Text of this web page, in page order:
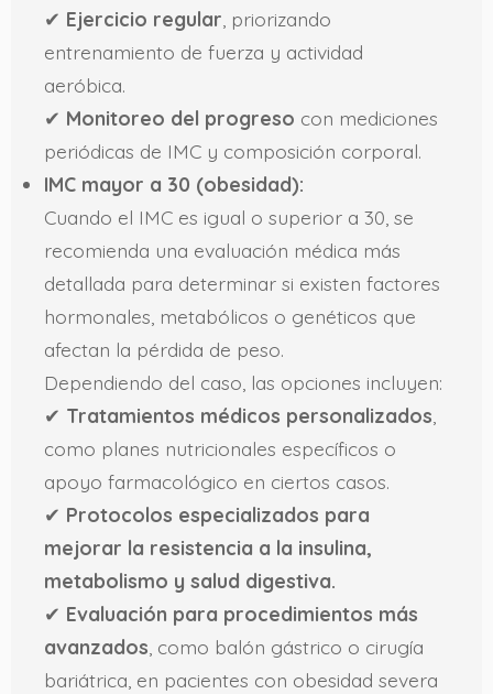
✔ Ejercicio regular, priorizando
entrenamiento de fuerza y actividad
aeróbica.
✔ Monitoreo del progreso con mediciones
periódicas de IMC y composición corporal.
IMC mayor a 30 (obesidad):
Cuando el IMC es igual o superior a 30, se
recomienda una evaluación médica más
detallada para determinar si existen factores
hormonales, metabólicos o genéticos que
afectan la pérdida de peso.
Dependiendo del caso, las opciones incluyen:
✔ Tratamientos médicos personalizados,
como planes nutricionales específicos o
apoyo farmacológico en ciertos casos.
✔ Protocolos especializados para
mejorar la resistencia a la insulina,
metabolismo y salud digestiva.
✔ Evaluación para procedimientos más
avanzados, como balón gástrico o cirugía
bariátrica, en pacientes con obesidad severa